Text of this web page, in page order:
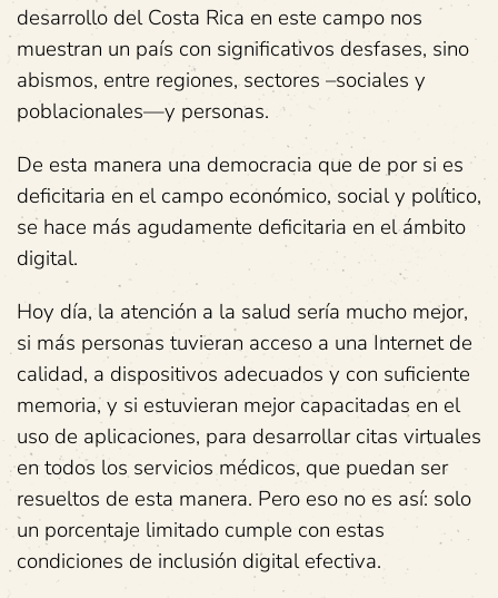
desarrollo del Costa Rica en este campo nos
muestran un país con significativos desfases, sino
abismos, entre regiones, sectores –sociales y
poblacionales—y personas.
De esta manera una democracia que de por si es
deficitaria en el campo económico, social y político,
se hace más agudamente deficitaria en el ámbito
digital.
Hoy día, la atención a la salud sería mucho mejor,
si más personas tuvieran acceso a una Internet de
calidad, a dispositivos adecuados y con suficiente
memoria, y si estuvieran mejor capacitadas en el
uso de aplicaciones, para desarrollar citas virtuales
en todos los servicios médicos, que puedan ser
resueltos de esta manera. Pero eso no es así: solo
un porcentaje limitado cumple con estas
condiciones de inclusión digital efectiva.